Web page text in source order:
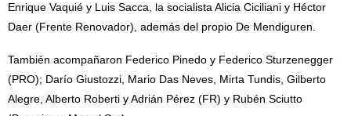
Enrique Vaquié y Luis Sacca, la socialista Alicia Ciciliani y Héctor
Daer (Frente Renovador), además del propio De Mendiguren.
También acompañaron Federico Pinedo y Federico Sturzenegger
(PRO); Darío Giustozzi, Mario Das Neves, Mirta Tundis, Gilberto
Alegre, Alberto Roberti y Adrián Pérez (FR) y Rubén Sciutto